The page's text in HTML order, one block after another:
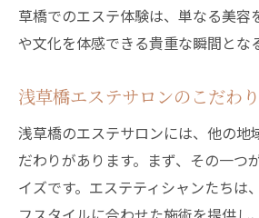
コストパフォーマンスの
初めてでも安心の価格設定
心地よいリラクゼーションを浅
法
忙しい現代人におすすめ
エステで得られる心の安
草橋でのエステ体験は、単なる美容
や文化を体感できる貴重な瞬間とな
浅草橋エステサロンのこだわ
浅草橋のエステサロンには、他の地
だわりがあります。まず、その一つ
イズです。エステティシャンたちは